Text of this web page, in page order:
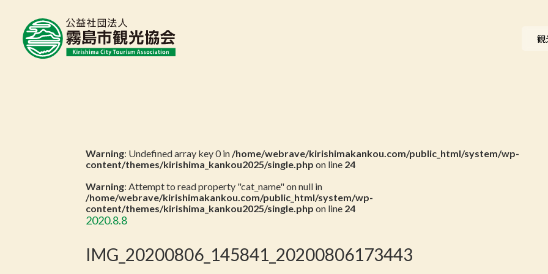
観
Warning: Undefined array key 0 in/home/webrave/kirishimakankou.com/public_html/system/wp-
content/themes/kirishima_kankou2025/single.php on line 24
Warning: Attempt to read property "cat_name" on null in
/home/webrave/kirishimakankou.com/public_html/system/wp-
content/themes/kirishima_kankou2025/single.php on line 24
2020.8.8
IMG_20200806_145841_20200806173443